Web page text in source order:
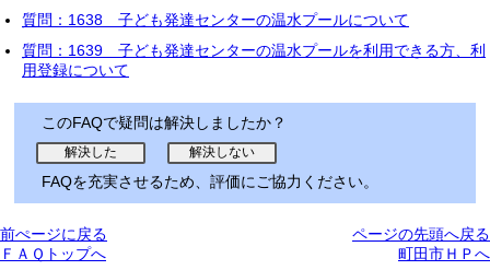
質問：1638 子ども発達センターの温水プールについて
質問：1639 子ども発達センターの温水プールを利用できる方、利
用登録について
このFAQで疑問は解決しましたか？
FAQを充実させるため、評価にご協力ください。
前ぺージに戻る
ページの先頭へ戻る
ＦＡＱトップへ
町田市ＨＰへ